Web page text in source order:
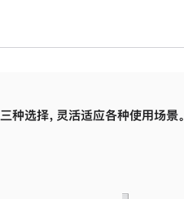
面
面
三种选择，灵活适应各种使用场景。